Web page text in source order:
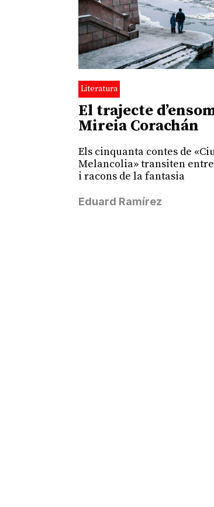
Literatura
El trajecte
Mireia Corachán
Els cinquanta contes de
Melancolia» transiten
i racons de la fantasia
Eduard Ramírez